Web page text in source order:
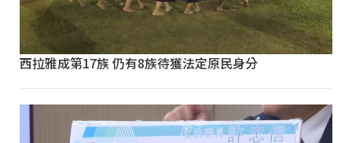
西拉雅成第17族 仍有8族待獲法定原民身分